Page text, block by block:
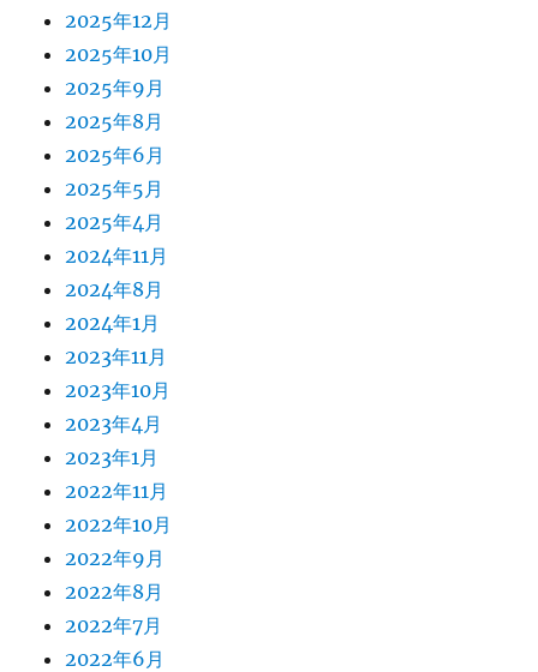
2025年12月
2025年10月
2025年9月
2025年8月
2025年6月
2025年5月
2025年4月
2024年11月
2024年8月
2024年1月
2023年11月
2023年10月
2023年4月
2023年1月
2022年11月
2022年10月
2022年9月
2022年8月
2022年7月
2022年6月